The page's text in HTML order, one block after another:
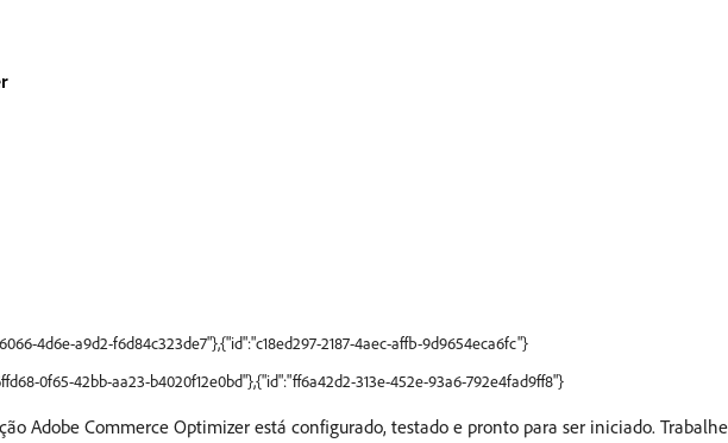
4d6e-a9d2-f6d84c323de7"},{"id":"c18ed297-2187-4aec-affb-9d9654eca6fc"}
0f65-42bb-aa23-b4020f12e0bd"},{"id":"ff6a42d2-313e-452e-93a6-792e4fad9ff8"}
Adobe Commerce Optimizer está configurado, testado e pronto para ser iniciado.